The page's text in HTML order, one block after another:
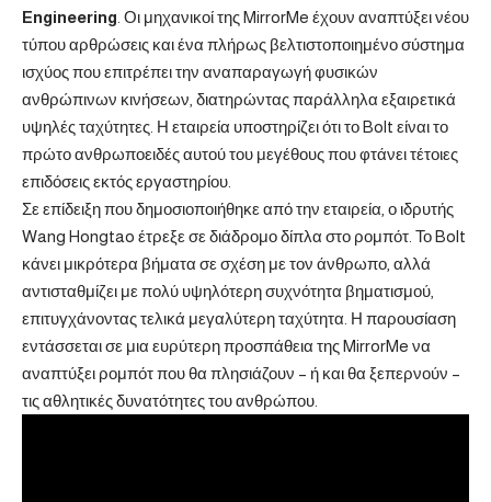
Engineering . Οι μηχανικοί της MirrorMe έχουν αναπτύξει νέου
τύπου αρθρώσεις και ένα πλήρως βελτιστοποιημένο σύστημα
ισχύος που επιτρέπει την αναπαραγωγή φυσικών
ανθρώπινων κινήσεων, διατηρώντας παράλληλα εξαιρετικά
υψηλές ταχύτητες. Η εταιρεία υποστηρίζει ότι το Bolt είναι το
πρώτο ανθρωποειδές αυτού του μεγέθους που φτάνει τέτοιες
επιδόσεις εκτός εργαστηρίου.
Σε επίδειξη που δημοσιοποιήθηκε από την εταιρεία, ο ιδρυτής
Wang Hongtao έτρεξε σε διάδρομο δίπλα στο ρομπότ. Το Bolt
κάνει μικρότερα βήματα σε σχέση με τον άνθρωπο, αλλά
αντισταθμίζει με πολύ υψηλότερη συχνότητα βηματισμού,
επιτυγχάνοντας τελικά μεγαλύτερη ταχύτητα. Η παρουσίαση
εντάσσεται σε μια ευρύτερη προσπάθεια της MirrorMe να
αναπτύξει ρομπότ που θα πλησιάζουν – ή και θα ξεπερνούν –
τις αθλητικές δυνατότητες του ανθρώπου.